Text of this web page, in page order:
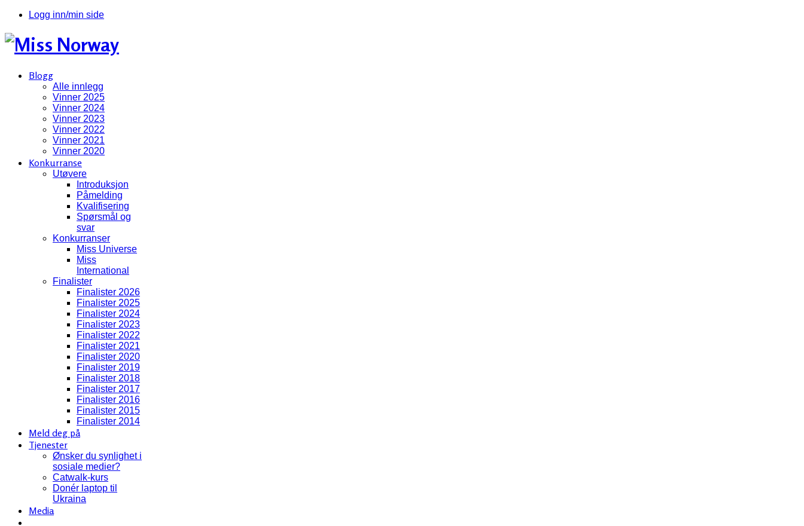
Logg inn/min side
Blogg
Alle innlegg
Vinner 2025
Vinner 2024
Vinner 2023
Vinner 2022
Vinner 2021
Vinner 2020
Konkurranse
Utøvere
Introduksjon
Påmelding
Kvalifisering
Spørsmål og
svar
Konkurranser
Miss Universe
Miss
International
Finalister
Finalister 2026
Finalister 2025
Finalister 2024
Finalister 2023
Finalister 2022
Finalister 2021
Finalister 2020
Finalister 2019
Finalister 2018
Finalister 2017
Finalister 2016
Finalister 2015
Finalister 2014
Meld deg på
Tjenester
Ønsker du synlighet i
sosiale medier?
Catwalk-kurs
Donér laptop til
Ukraina
Media